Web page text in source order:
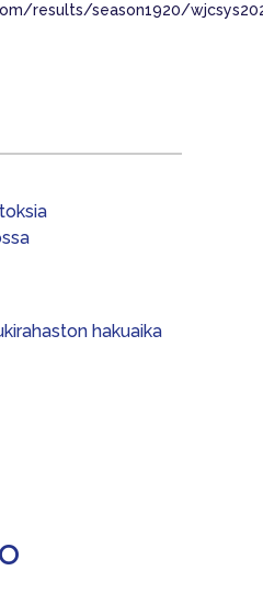
results/season1920/
hakuaika